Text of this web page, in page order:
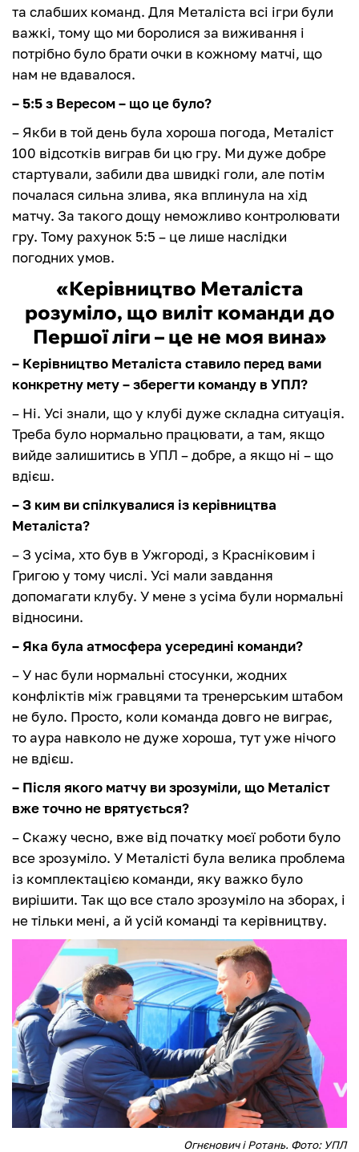
та слабших команд. Для Металіста всі ігри були
важкі, тому що ми боролися за виживання і
потрібно було брати очки в кожному матчі, що
нам не вдавалося.
– 5:5 з Вересом – що це було?
– Якби в той день була хороша погода, Металіст
100 відсотків виграв би цю гру. Ми дуже добре
стартували, забили два швидкі голи, але потім
почалася сильна злива, яка вплинула на хід
матчу. За такого дощу неможливо контролювати
гру. Тому рахунок 5:5 – це лише наслідки
погодних умов.
«Керівництво Металіста
розуміло, що виліт команди до
Першої ліги – це не моя вина»
– Керівництво Металіста ставило перед вами
конкретну мету – зберегти команду в УПЛ?
– Ні. Усі знали, що у клубі дуже складна ситуація.
Треба було нормально працювати, а там, якщо
вийде залишитись в УПЛ – добре, а якщо ні – що
вдієш.
– З ким ви спілкувалися із керівництва
Металіста?
– З усіма, хто був в Ужгороді, з Красніковим і
Григою у тому числі. Усі мали завдання
допомагати клубу. У мене з усіма були нормальні
відносини.
– Яка була атмосфера усередині команди?
– У нас були нормальні стосунки, жодних
конфліктів між гравцями та тренерським штабом
не було. Просто, коли команда довго не виграє,
то аура навколо не дуже хороша, тут уже нічого
не вдієш.
– Після якого матчу ви зрозуміли, що Металіст
вже точно не врятується?
– Скажу чесно, вже від початку моєї роботи було
все зрозуміло. У Металісті була велика проблема
із комплектацією команди, яку важко було
вирішити. Так що все стало зрозуміло на зборах, і
не тільки мені, а й усій команді та керівництву.
Огнєнович і Ротань. Фото: УПЛ